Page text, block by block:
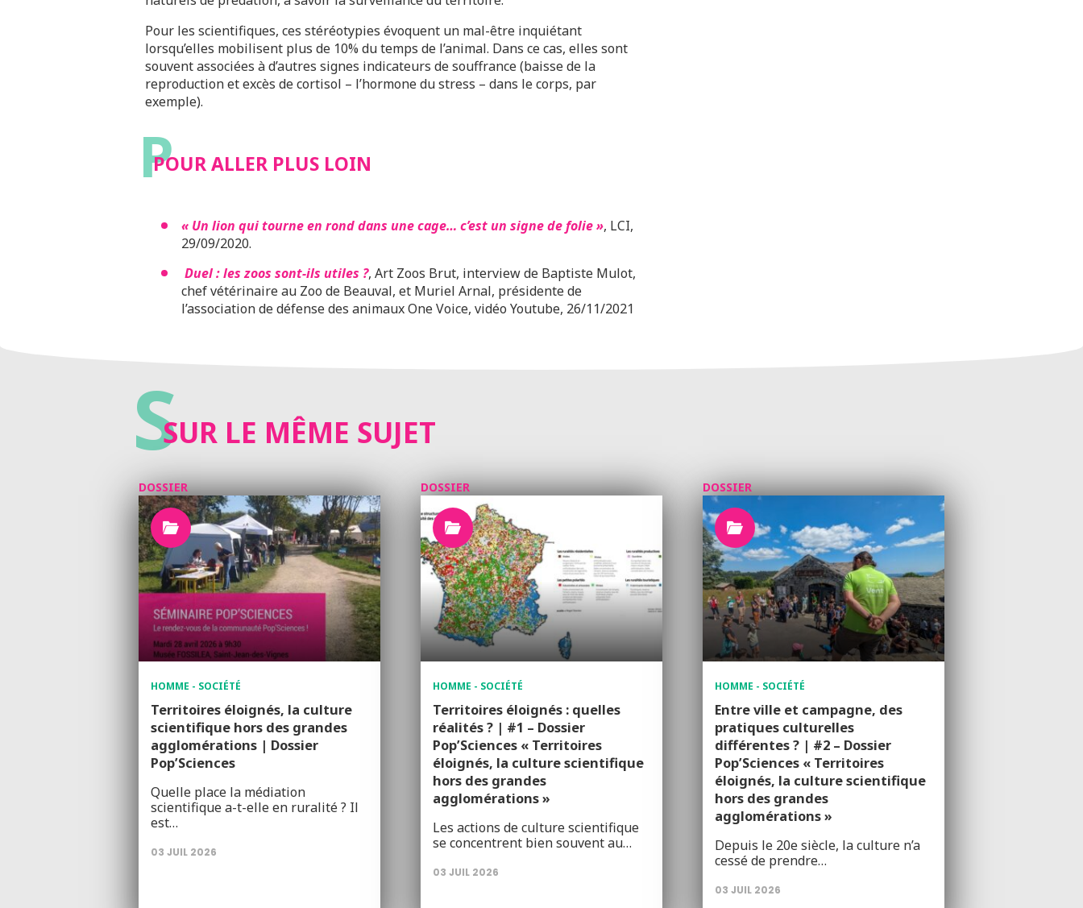
Pour les scientifiques, ces stéréotypies évoquent un mal-être inquiétant
lorsqu’elles mobilisent plus de 10% du temps de l’animal. Dans ce cas, elles sont
souvent associées à d’autres signes indicateurs de souffrance (baisse de la
reproduction et excès de cortisol – l’hormone du stress – dans le corps, par
exemple).
P
POUR ALLER PLUS LOIN
« Un lion qui tourne en rond dans une cage… c’est un signe de folie », LCI,
29/09/2020.
Duel : les zoos sont-ils utiles ?, Art Zoos Brut, interview de Baptiste Mulot,
chef vétérinaire au Zoo de Beauval, et Muriel Arnal, présidente de
l’association de défense des animaux One Voice, vidéo Youtube, 26/11/2021
SSUR LE MÊME SUJET
DOSSIER
HOMME - SOCIÉTÉ
Territoires éloignés, la culture
scientifique hors des grandes
agglomérations | Dossier
Pop’Sciences
Quelle place la médiation
scientifique a-t-elle en ruralité ? Il
est…
03 JUIL 2026
DOSSIER
HOMME - SOCIÉTÉ
Territoires éloignés : quelles
réalités ? | #1 – Dossier
Pop’Sciences « Territoires
éloignés, la culture scientifique
hors des grandes
agglomérations »
Les actions de culture scientifique
se concentrent bien souvent au…
03 JUIL 2026
DOSSIER
HOMME - SOCIÉTÉ
Entre ville et campagne, des
pratiques culturelles
différentes ? | #2 – Dossier
Pop’Sciences « Territoires
éloignés, la culture scientifique
hors des grandes
agglomérations »
Depuis le 20e siècle, la culture n’a
cessé de prendre…
03 JUIL 2026